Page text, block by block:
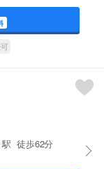
駅 徒歩62分